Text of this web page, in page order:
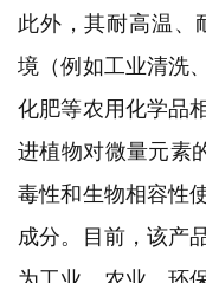
此外，其耐高温、
境（例如工业清洗
化肥等农用化学品
进植物对微量元素
毒性和生物相容性
成分。目前，该产